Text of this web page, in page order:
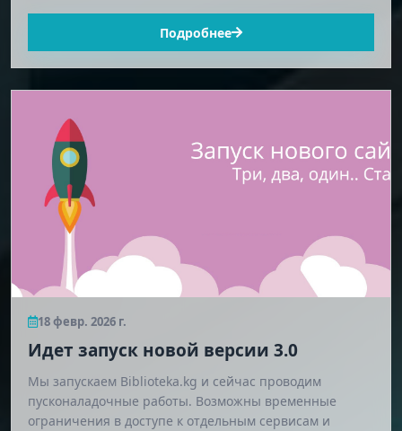
Подробнее
18 февр. 2026 г.
Идет запуск новой версии 3.0
Мы запускаем Biblioteka.kg и сейчас проводим
пусконаладочные работы. Возможны временные
ограничения в доступе к отдельным сервисам и